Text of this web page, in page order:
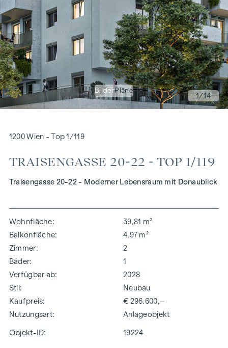
BilderPläne
1/14
1200 Wien - Top 1/119
TRAISENGASSE 20-22 - TOP 1/119
Traisengasse 20-22 - Moderner Lebensraum mit Donaublick
Wohnfläche
39,81 m²
Balkonfläche
4,97 m²
Zimmer
2
Bäder
1
Verfügbar ab
2028
Stil
Neubau
Kaufpreis
€ 296.600,–
Nutzungsart
Anlageobjekt
Objekt-ID: 19224